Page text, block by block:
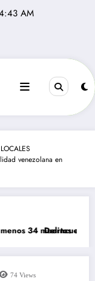
AM
venezolana en
muertos en la crisis.
Delincuentes
74 Views